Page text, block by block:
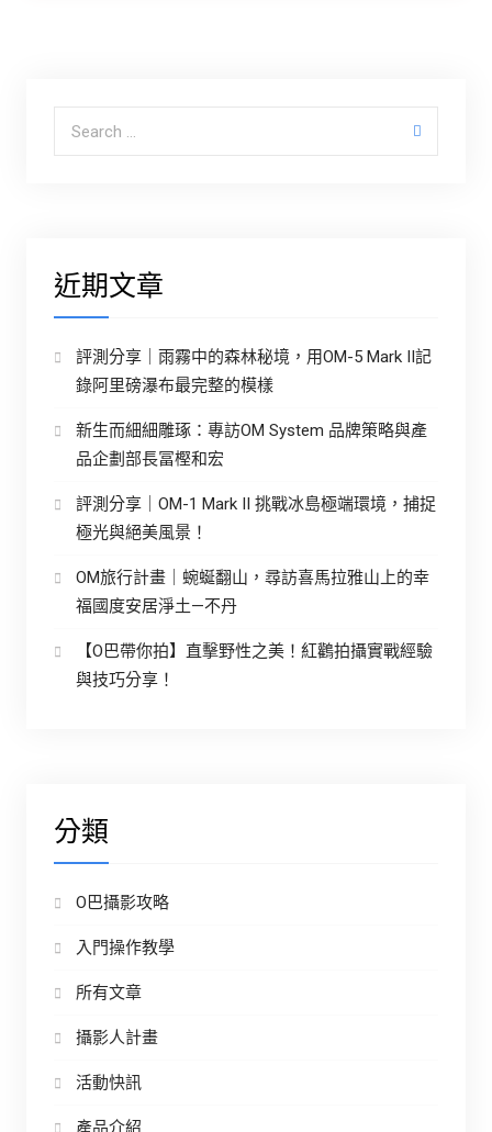
近期文章
評測分享｜雨霧中的森林秘境，用OM-5 Mark II記
錄阿里磅瀑布最完整的模樣
新生而細細雕琢：專訪OM System 品牌策略與產
品企劃部長冨樫和宏
評測分享｜OM-1 Mark II 挑戰冰島極端環境，捕捉
極光與絕美風景！
OM旅行計畫｜蜿蜒翻山，尋訪喜馬拉雅山上的幸
福國度安居淨土—不丹
【O巴帶你拍】直擊野性之美！紅鸛拍攝實戰經驗
與技巧分享！
分類
O巴攝影攻略
入門操作教學
所有文章
攝影人計畫
活動快訊